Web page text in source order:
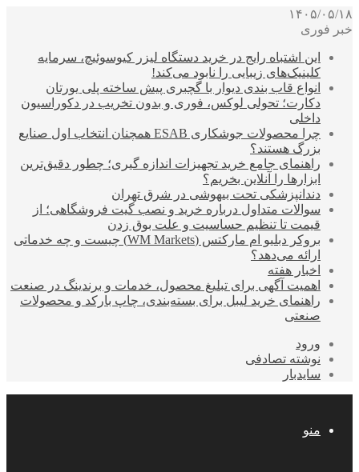
۱۴۰۵/۰۵/۱۸
خبر فوری
این اشتباه رایج در خرید دستگاه لیزر کیوسوئیچ، سرمایه
کلینیک‌های زیبایی را نابود می‌کند!
انواع قاب بندی دیوار با گچبری پیش ساخته پلی یورتان
دکارت؛ تحولی لوکس، فوری و بدون تخریب در دکوراسیون
داخلی
چرا محصولات جوشکاری ESAB همچنان انتخاب اول صنایع
بزرگ هستند؟
راهنمای جامع خرید تجهیزات اندازه گیری؛ چطور دقیق‌ترین
ابزارها را آنلاین بخریم؟
دندانپزشکی تحت بیهوشی در شرق تهران
سوالات متداول درباره خرید و نصب گیت فروشگاهی؛ از
قیمت تا تنظیم حساسیت و علت بوق زدن
بروکر دبلیو ام مارکتس (WM Markets) چیست و چه خدماتی
ارائه می‌دهد؟
اخبار هفته
اهمیت آگهی برای تبلیغ محصول، خدمات و برندینگ در صنعت
راهنمای خرید لیبل برای بسته‌بندی، چاپ بارکد و محصولات
صنعتی
ورود
نوشته تصادفی
سایدبار
منو